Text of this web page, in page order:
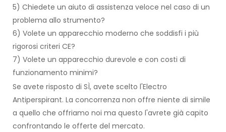
5) Chiedete un aiuto di assistenza veloce nel caso di un
problema allo strumento?
6) Volete un apparecchio moderno che soddisfi i più
rigorosi criteri CE?
7) Volete un apparecchio durevole e con costi di
funzionamento minimi?
Se avete risposto di SÌ, avete scelto l'Electro
Antiperspirant. La concorrenza non offre niente di simile
a quello che offriamo noi ma questo l'avrete già capito
confrontando le offerte del mercato.